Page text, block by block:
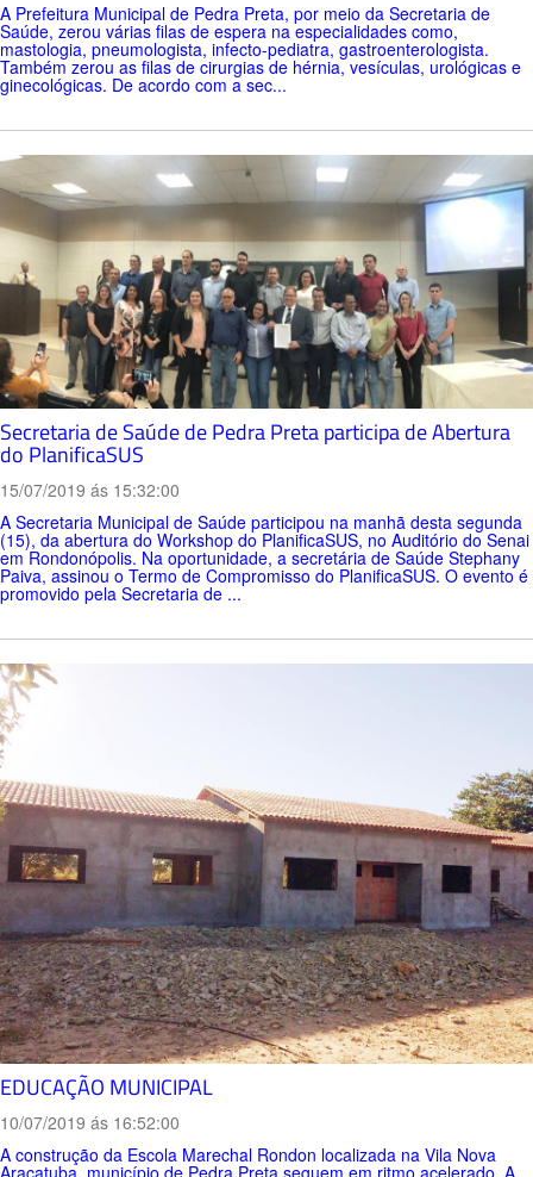
A Prefeitura Municipal de Pedra Preta, por meio da Secretaria de
Saúde, zerou várias filas de espera na especialidades como,
mastologia, pneumologista, infecto-pediatra, gastroenterologista.
Também zerou as filas de cirurgias de hérnia, vesículas, urológicas e
ginecológicas. De acordo com a sec...
Secretaria de Saúde de Pedra Preta participa de Abertura
do PlanificaSUS
15/07/2019 ás 15:32:00
A Secretaria Municipal de Saúde participou na manhã desta segunda
(15), da abertura do Workshop do PlanificaSUS, no Auditório do Senai
em Rondonópolis. Na oportunidade, a secretária de Saúde Stephany
Paiva, assinou o Termo de Compromisso do PlanificaSUS. O evento é
promovido pela Secretaria de ...
EDUCAÇÃO MUNICIPAL
10/07/2019 ás 16:52:00
A construção da Escola Marechal Rondon localizada na Vila Nova